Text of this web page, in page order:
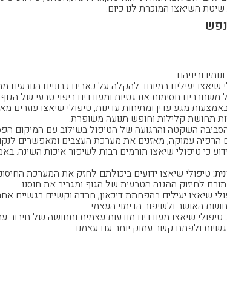
השיאצו המוכרת לנו כיום.
וביניהם:
שיאצו יעילים במיוחד להקלה על כאבים כרוניים
חסימות אנרגטיות ומעודדים ריפוי טבעי של
מגע עדין ומתיחות עדינות, טיפולי שיאצו
תחושת קלילות וחופש תנועה משופרת.
השקטה והרגועה של הטיפול בשילוב עם המיקום
הרפיה עמוקה, מאזנים את מערכת העצבים ומאפשרים
ידוע כי טיפולי שיאצו תורמים רבות לשיפור איכות השינה.
טיפולי שיאצו ידועים ביכולתם לחזק את המערכת
לחיזוק ההגנה הטבעית של הגוף ומגביר את חוסנו.
שיאצו יעילים בהפחתת דיכאון, חרדה וקשיים
האושר ולשיפור הדימוי העצמי.
טיפולי שיאצו מעודדים מודעות עצמית ותחושה של
ולפתח קשר עמוק יותר עם עצמנו.